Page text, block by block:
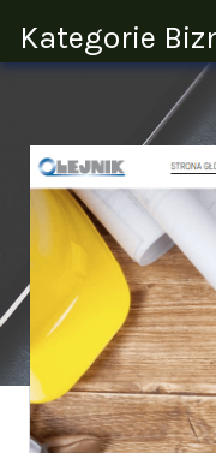
Kategorie